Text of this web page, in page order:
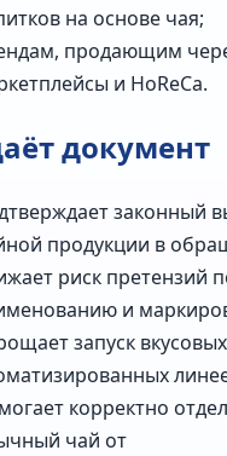
на основе чая;
продающим
и HoReCa.
документ
законный
продукции в
риск претензий
и
запуск
корректно
чай от